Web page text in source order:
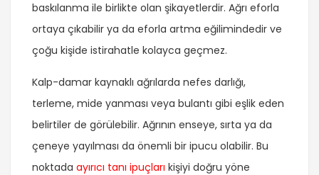
baskılanma ile birlikte olan şikayetlerdir. Ağrı eforla
ortaya çıkabilir ya da eforla artma eğilimindedir ve
çoğu kişide istirahatle kolayca geçmez.
Kalp-damar kaynaklı ağrılarda nefes darlığı,
terleme, mide yanması veya bulantı gibi eşlik eden
belirtiler de görülebilir. Ağrının enseye, sırta ya da
çeneye yayılması da önemli bir ipucu olabilir. Bu
noktada ayırıcı tanı ipuçları kişiyi doğru yöne